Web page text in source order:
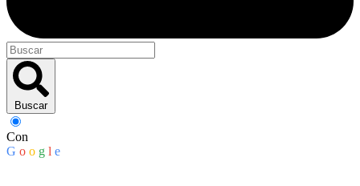
Buscar
Con
G o o g l e